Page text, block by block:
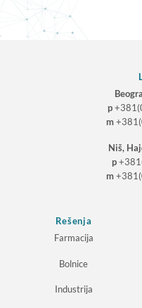
p
m
Niš,
p
m
Rešenja
Farmacija
Bolnice
Industrija